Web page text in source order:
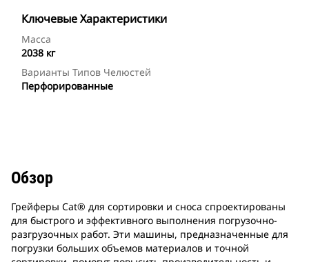
Ключевые Характеристики
Масса
2038 кг
Варианты Типов Челюстей
Перфорированные
Обзор
Грейферы Cat® для сортировки и сноса спроектированы
для быстрого и эффективного выполнения погрузочно-
разгрузочных работ. Эти машины, предназначенные для
погрузки больших объемов материалов и точной